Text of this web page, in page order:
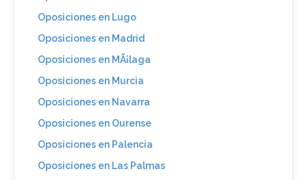
Oposiciones en Lugo
Oposiciones en Madrid
Oposiciones en MÃ¡laga
Oposiciones en Murcia
Oposiciones en Navarra
Oposiciones en Ourense
Oposiciones en Palencia
Oposiciones en Las Palmas